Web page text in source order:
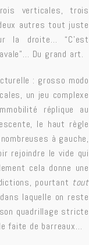
verticales, trois
autres tout juste
la droite… “C’est
Du grand art.
: grosso modo
un jeu complexe
réplique au
le haut règle
à gauche,
rejoindre le vide qui
cela donne une
pourtant tout
laquelle on reste
quadrillage stricte
faite de barreaux…